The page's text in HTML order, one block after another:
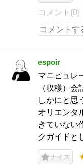
コメント(0)
espoir
マニピュレ
（収穫）
しかにと思
オリエンタ
きていない
クガイドと
ナイス